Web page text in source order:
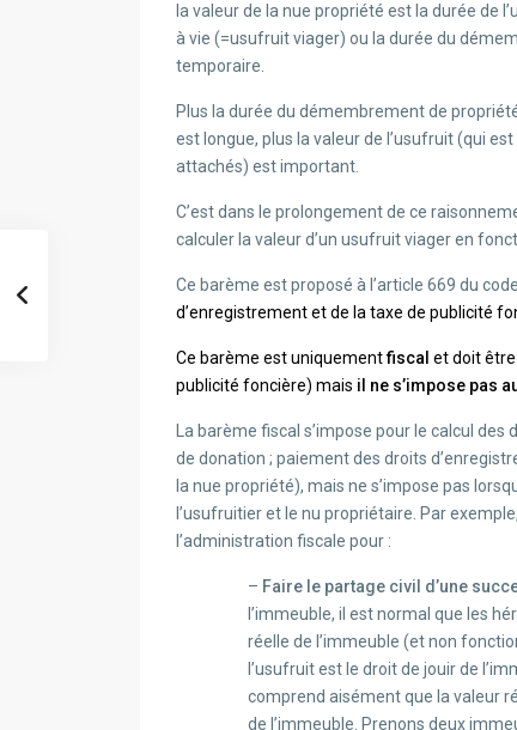
la valeur de la nue propriété est la durée de
à vie (=usufruit viager) ou la durée du
temporaire.
Plus la durée du démembrement de
est longue, plus la valeur de l’usufruit (qui
attachés) est important.
C’est dans le prolongement de ce
calculer la valeur d’un usufruit viager en
Ce barème est proposé à l’article 669 du
d’enregistrement et de la taxe de publicité
Ce barème est uniquementfiscal et doit
publicité foncière) mais il ne s’impose pas
La barème fiscal s’impose pour le calcul
de donation ; paiement des droits
la nue propriété), mais ne s’impose pas
l’usufruitier et le nu propriétaire. Par
l’administration fiscale pour :
– Faire le partage civil d’une
l’immeuble, il est normal que les
réelle de l’immeuble (et non
l’usufruit est le droit de jouir de
comprend aisément que la valeur
de l’immeuble. Prenons deux